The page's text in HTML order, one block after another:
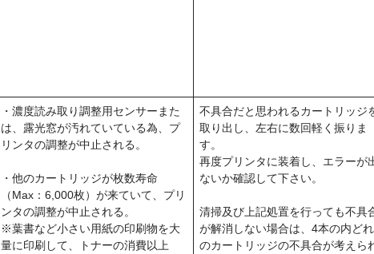
・濃度読み取り調整用センサーまた
は、露光窓が汚れていている為、プ
リンタの調整が中止される。
・他のカートリッジが枚数寿命
（Max：6,000枚）が来ていて、プリ
ンタの調整が中止される。
※葉書など小さい用紙の印刷物を大
量に印刷して、トナーの消費以上
不具合だと思われるカートリッジ
取り出し、左右に数回軽く振りま
す。
再度プリンタに装着し、エラーが
ないか確認して下さい。
清掃及び上記処置を行っても不具
が解消しない場合は、4本の内ど
のカートリッジの不具合が考えら